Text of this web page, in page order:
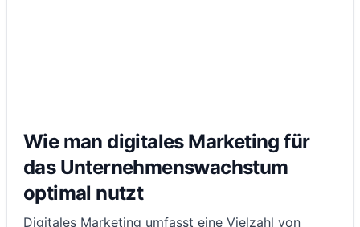
Wie man digitales Marketing für
das Unternehmenswachstum
optimal nutzt
Digitales Marketing umfasst eine Vielzahl von